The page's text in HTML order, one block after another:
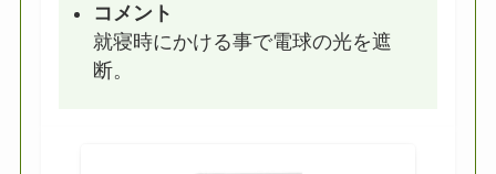
コメント
就寝時にかける事で電球の光を遮
断。